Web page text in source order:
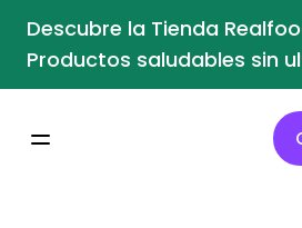
Descubre la Tienda
Productos saludables sin